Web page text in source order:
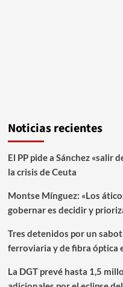
Noticias recientes
El PP pide a Sánchez «salir
la crisis de Ceuta
Montse Mínguez: «Los
gobernar es decidir y
Tres detenidos por un
ferroviaria y de fibra óptica
La DGT prevé hasta 1,5